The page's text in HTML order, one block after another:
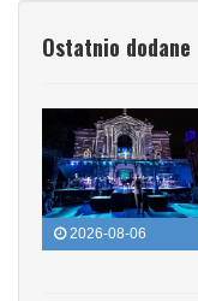
Ostatnio dodane
2026-08-06